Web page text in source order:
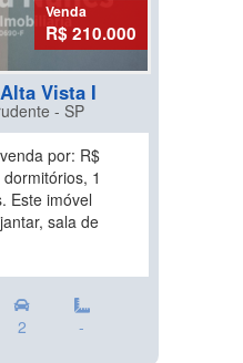
Venda
R$ 210.000
Vista I
- SP
por: R$
1
Este imóvel
sala de
2 -